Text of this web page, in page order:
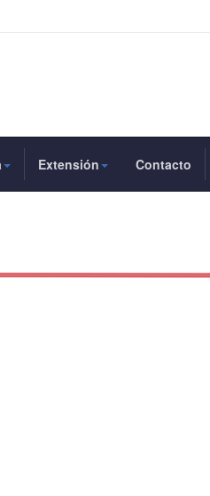
Extensión Contacto